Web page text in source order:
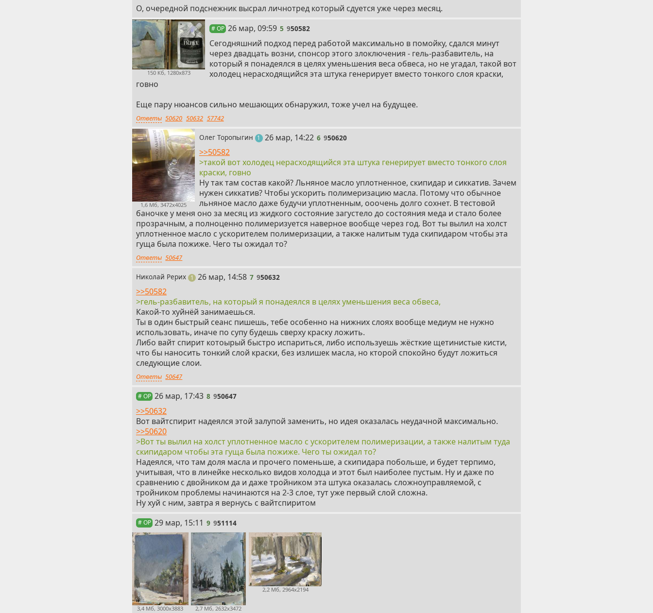
О, очередной подснежник высрал личнотред который сдуется уже через месяц.
150 Кб, 1280x873
# OP 5
26 мар, 09:59 5 950582
Сегодняшний подход перед работой максимально в помойку, сдался минут
через двадцать возни, спонсор этого злоключения - гель-разбавитель, на
который я понадеялся в целях уменьшения веса обвеса, но не угадал, такой вот
холодец нерасходящийся эта штука генерирует вместо тонкого слоя краски,
говно
Еще пару нюансов сильно мешающих обнаружил, тоже учел на будущее.
Ответы 50620 50632 57742
1,6 Мб, 3472x4025
Олег Торопыгин 1 пост
6
26 мар, 14:22 6 950620
>>50582
>такой вот холодец нерасходящийся эта штука генерирует вместо тонкого слоя
краски, говно
Ну так там состав какой? Льняное масло уплотненное, скипидар и сиккатив. Зачем
нужен сиккатив? Чтобы ускорить полимеризацию масла. Потому что обычное
льняное масло даже будучи уплотненным, ооочень долго сохнет. В тестовой
баночке у меня оно за месяц из жидкого состояние загустело до состояния меда и стало более
прозрачным, а полноценно полимеризуется наверное вообще через год. Вот ты вылил на холст
уплотненное масло с ускорителем полимеризации, а также налитым туда скипидаром чтобы эта
гуща была пожиже. Чего ты ожидал то?
Ответы 50647
Николай Рерих 1пост
7
26 мар, 14:58 7 950632
>>50582
>гель-разбавитель, на который я понадеялся в целях уменьшения веса обвеса,
Какой-то хуйнёй занимаешься.
Ты в один быстрый сеанс пишешь, тебе особенно на нижних слоях вообще медиум не нужно
использовать, иначе по супу будешь сверху краску ложить.
Либо вайт спирит котоырый быстро испариться, либо используешь жёсткие щетинистые кисти,
что бы наносить тонкий слой краски, без излишек масла, но кторой спокойно будут ложиться
следующие слои.
Ответы 50647
# OP 8
26 мар, 17:43 8 950647
>>50632
Вот вайтспирит надеялся этой залупой заменить, но идея оказалась неудачной максимально.
>>50620
>Вот ты вылил на холст уплотненное масло с ускорителем полимеризации, а также налитым туда
скипидаром чтобы эта гуща была пожиже. Чего ты ожидал то?
Надеялся, что там доля масла и прочего поменьше, а скипидара побольше, и будет терпимо,
учитывая, что в линейке несколько видов холодца и этот был наиболее пустым. Ну и даже по
сравнению с двойником да и даже тройником эта штука оказалась сложноуправляемой, с
тройником проблемы начинаются на 2-3 слое, тут уже первый слой сложна.
Ну хуй с ним, завтра я вернусь с вайтспиритом
# OP 9
29 мар, 15:11 9 951114
3,4 Мб, 3000x3883 2,7 Мб, 2632x3472
2,2 Мб, 2964x2194